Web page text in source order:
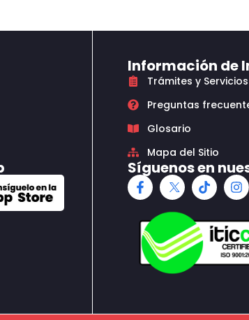
Información de
Trámites y Servicios
Preguntas
Glosario
Mapa del Sitio
Síguenos en